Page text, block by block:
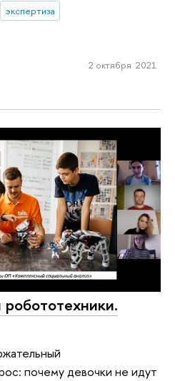
экспертиза
2 октября 2021
почему девочки не идут